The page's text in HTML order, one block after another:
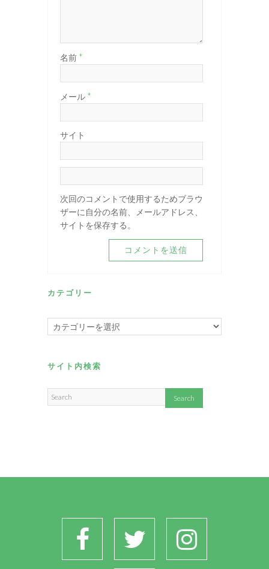
名前 *
メール *
サイト
次回のコメントで使用するためブラウ
ザーに自分の名前、メールアドレス、
サイトを保存する。
カテゴリー
カ
テ
ー
サイト内検索